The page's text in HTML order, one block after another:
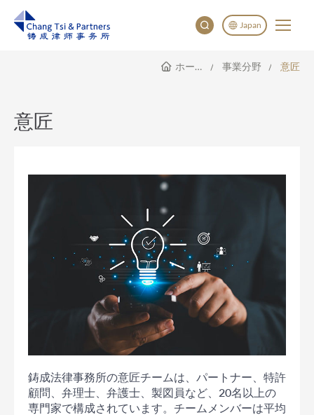
Japan
English
ホームページ 事業分野 意匠
意匠
鋳成法律事務所の意匠チームは、パートナー、特許
顧問、弁理士、弁護士、製図員など、20名以上の
専門家で構成されています。チームメンバーは平均